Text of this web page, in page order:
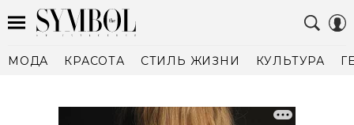
МОДА КРАСОТА СТИЛЬ ЖИЗНИ КУЛЬТУРА